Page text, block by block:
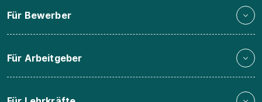
Für Bewerber
Für Arbeitgeber